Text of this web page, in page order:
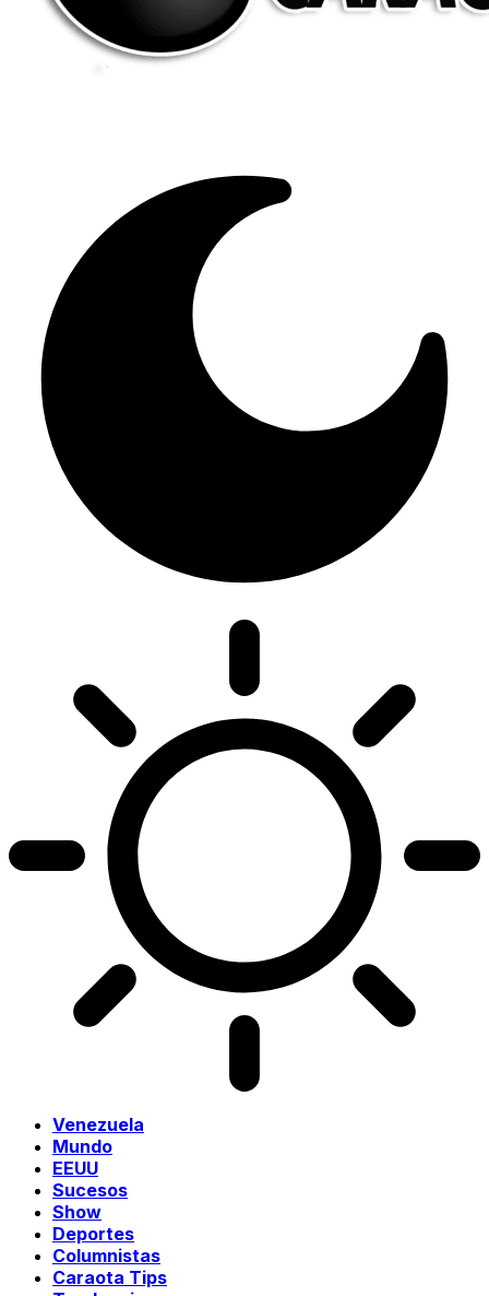
Venezuela
Mundo
EEUU
Sucesos
Show
Deportes
Columnistas
Caraota Tips